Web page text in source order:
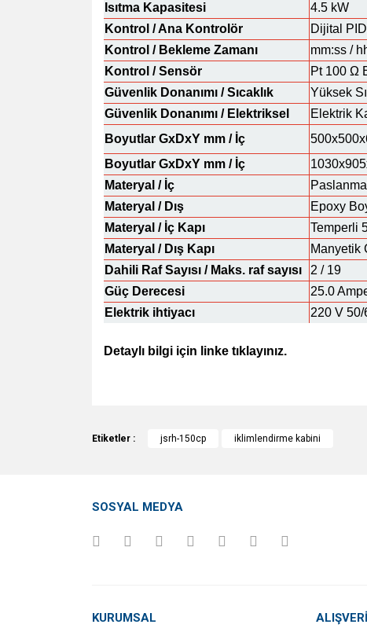
Isıtma Kapasitesi
4.5 kW
Kontrol / Ana Kontrolör
Dijital
Kontrol / Bekleme Zamanı
mm:ss /
Kontrol / Sensör
Pt 100 Ω
Güvenlik Donanımı / Sıcaklık
Yüksek
Güvenlik Donanımı / Elektriksel
Elektrik
Boyutlar GxDxY mm / İç
Boyutlar GxDxY mm / İç
Materyal / İç
Materyal / Dış
Epoxy
Materyal / İç Kapı
Temperli
Materyal / Dış Kapı
Manyetik
Dahili Raf Sayısı / Maks. raf sayısı
2 / 19
Güç Derecesi
25.0
Elektrik ihtiyacı
220 V 50/
Detaylı bilgi için linke tıklayınız.
Ürün bilgilerinde hatalar bulunuyor.
Etiketler : jsrh-150cp iklimlendirme kabini
SOSYAL MEDYA
KURUMSAL